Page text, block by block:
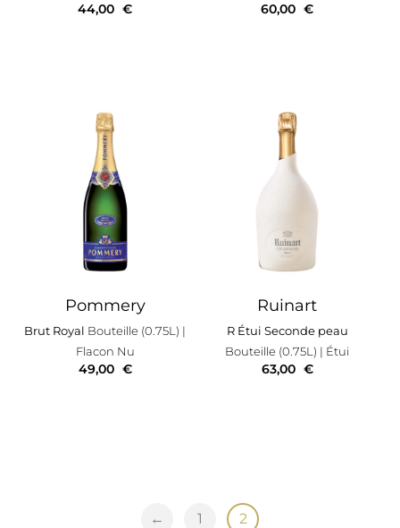
44,00 € 60,00 €
Pommery
Brut Royal Bouteille (0.75L) |
Flacon Nu
49,00 €
Ruinart
R Étui Seconde peau
Bouteille (0.75L) | Étui
63,00 €
← 1 2